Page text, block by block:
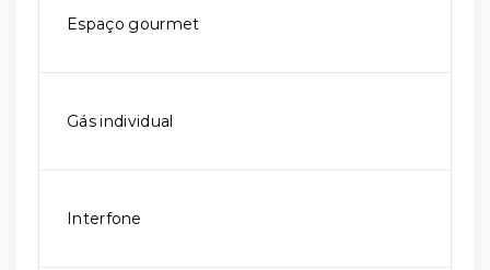
Espaço gourmet
Gás individual
Interfone